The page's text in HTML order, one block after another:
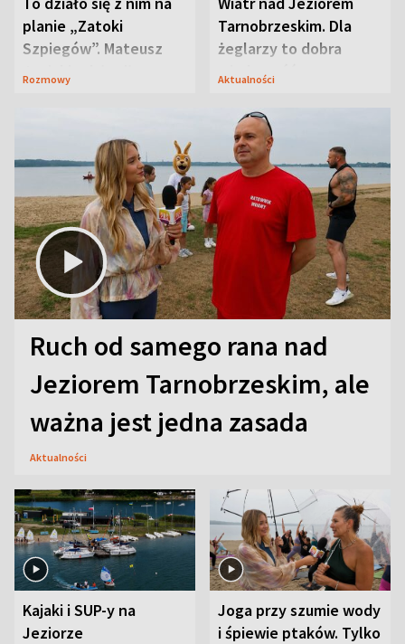
planie „Zatoki
Szpiegów”. Mateusz
Janicki odsłonił
Rozmowy
Tarnobrzeskim. Dla
żeglarzy to dobra
wiadomość
Aktualności
Ruch od samego rana nad
Jeziorem Tarnobrzeskim, ale
ważna jest jedna zasada
Aktualności
Kajaki i SUP-y na
Jeziorze
Joga przy szumie wody
i śpiewie ptaków. Tylko